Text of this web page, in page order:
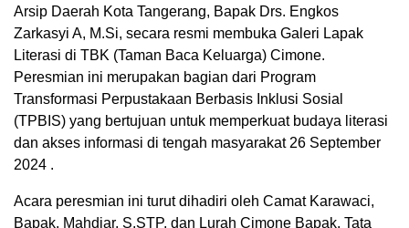
Arsip Daerah Kota Tangerang, Bapak Drs. Engkos
Zarkasyi A, M.Si, secara resmi membuka Galeri Lapak
Literasi di TBK (Taman Baca Keluarga) Cimone.
Peresmian ini merupakan bagian dari Program
Transformasi Perpustakaan Berbasis Inklusi Sosial
(TPBIS) yang bertujuan untuk memperkuat budaya literasi
dan akses informasi di tengah masyarakat 26 September
2024 .
Acara peresmian ini turut dihadiri oleh Camat Karawaci,
Bapak. Mahdiar, S.STP, dan Lurah Cimone Bapak. Tata